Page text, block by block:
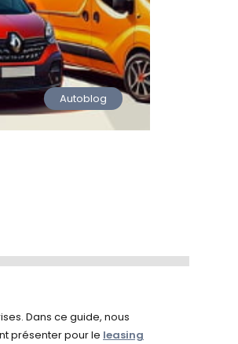
Autoblog
Dans ce guide, nous
présenter pour le leasing